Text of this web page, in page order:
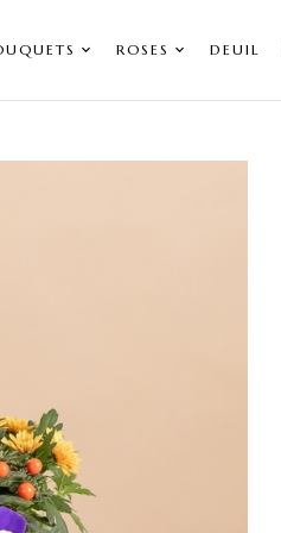
ROSES DEUIL